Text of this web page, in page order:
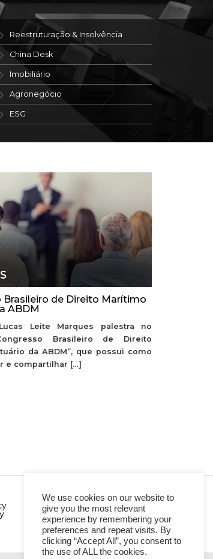
Reestruturação & Insolvência
China Desk
Imobiliário
Agronegócio
ESG
Brasileiro de Direito Marítimo
ABDM
Leite Marques palestra no
Brasileiro de Direito
da ABDM”, que possui como
e compartilhar […]
We use cookies on our website to
give you the most relevant
experience by remembering your
preferences and repeat visits. By
clicking “Accept All”, you consent to
the use of ALL the cookies.